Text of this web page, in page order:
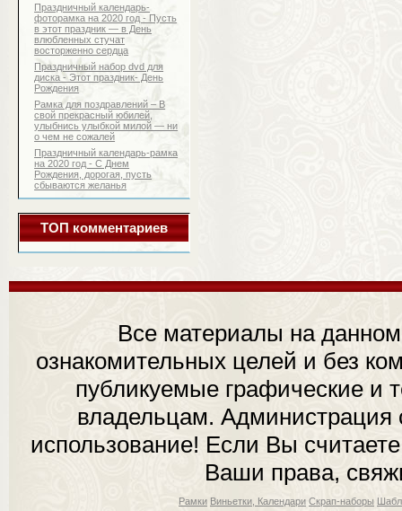
Праздничный календарь-
фоторамка на 2020 год - Пусть
в этот праздник — в День
влюбленных стучат
восторженно сердца
Праздничный набор dvd для
диска - Этот праздник- День
Рождения
Рамка для поздравлений – В
свой прекрасный юбилей,
улыбнись улыбкой милой — ни
о чем не сожалей
Праздничный календарь-рамка
на 2020 год - С Днем
Рождения, дорогая, пусть
сбываются желанья
ТОП комментариев
Все материалы на
ознакомительных целей и без
публикуемые графические и
владельцам. Администрация
использование! Если Вы
Ваши права,
Рамки Виньетки, Календари Скрап-наборы